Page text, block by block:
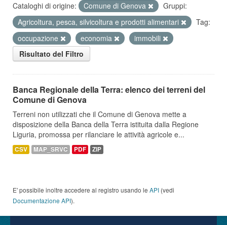
Cataloghi di origine:
Comune di Genova
Gruppi:
Agricoltura, pesca, silvicoltura e prodotti alimentari
Tag:
occupazione
economia
immobili
Risultato del Filtro
Banca Regionale della Terra: elenco dei terreni del
Comune di Genova
Terreni non utilizzati che il Comune di Genova mette a
disposizione della Banca della Terra istituita dalla Regione
Liguria, promossa per rilanciare le attività agricole e...
CSV MAP_SRVC PDF ZIP
E' possibile inoltre accedere al registro usando le API (vedi
Documentazione API).